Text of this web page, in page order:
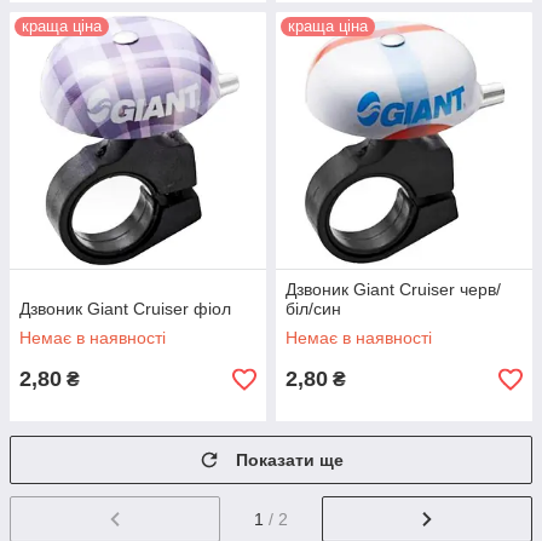
краща ціна
Дзвоник Giant Cruiser фіол
Немає в наявності
2,80 ₴
краща ціна
Дзвоник Giant Cruiser черв/
біл/син
Немає в наявності
2,80 ₴
Показати ще
1 / 2